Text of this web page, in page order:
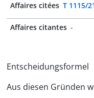
Affaires citées T 1115/
Affaires citantes -
Entscheidungsformel
Aus diesen Gründen